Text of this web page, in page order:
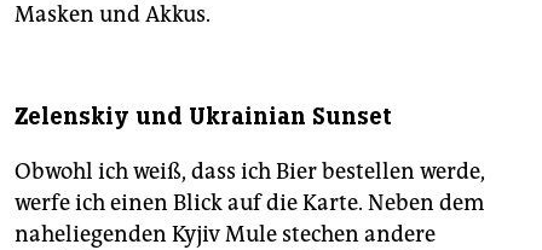
Masken und Akkus.
Zelenskiy und Ukrainian Sunset
Obwohl ich weiß, dass ich Bier bestellen werde,
werfe ich einen Blick auf die Karte. Neben dem
naheliegenden Kyjiv Mule stechen andere